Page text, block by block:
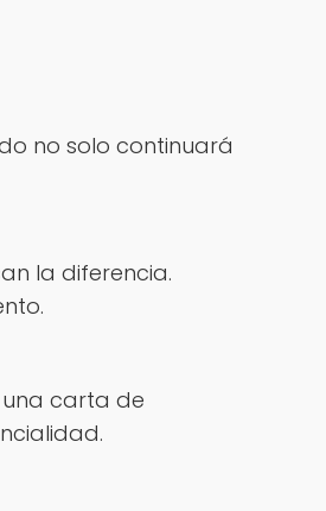
no solo continuará
la diferencia.
una carta de